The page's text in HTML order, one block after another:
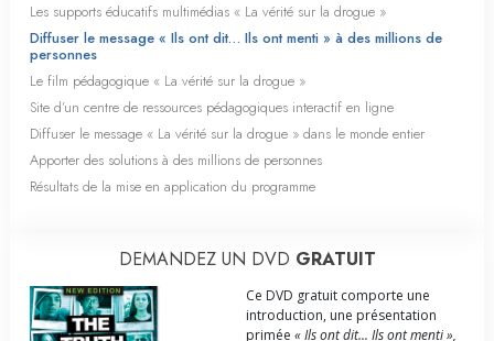
Les supports éducatifs multimédias « La vérité sur la drogue »
Diffuser le message « Ils ont dit… Ils ont menti » à des millions de
personnes
Le film pédagogique « La vérité sur la drogue »
Site d’un centre de ressources pédagogiques interactif en ligne
Diffuser le message « La vérité sur la drogue » dans le monde entier
Apporter des solutions à des millions de personnes
Résultats de la mise en application du programme
DEMANDEZ UN DVD GRATUIT
Ce DVD gratuit comporte une
introduction, une présentation
primée « Ils ont dit... Ils ont menti »,